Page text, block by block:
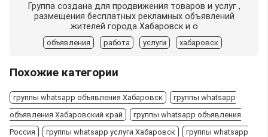
Группа создана для продвижения товаров и услуг ,
размещения бесплатных рекламных объявлений
жителей города Хабаровск и о
объявления работа услуги хабаровск
Похожие категории
группы whatsapp объявления Хабаровск
группы whatsapp
объявления Хабаровский край
группы whatsapp объявления
Россия
группы whatsapp услуги Хабаровск
группы whatsapp